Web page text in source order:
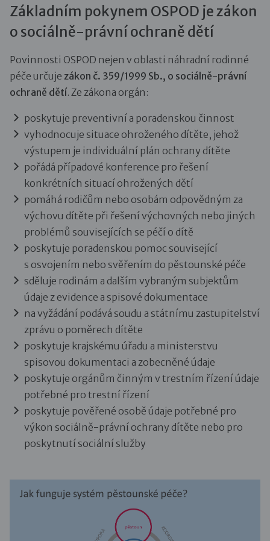
Základním pokynem OSPOD je zákon
o sociálně-právní ochraně dětí
Povinnosti OSPOD nejen v oblasti náhradní rodinné
péče určuje zákon č. 359/1999 Sb., o sociálně-právní
ochraně dětí. Ze zákona orgán:
poskytuje preventivní a poradenskou činnost
vyhodnocuje situace ohroženého dítěte, jehož
výstupem je individuální plán ochrany dítěte
pořádá případové konference pro řešení
konkrétních situací ohrožených dětí
pomáhá rodičům nebo osobám odpovědným za
výchovu dítěte při řešení výchovných nebo jiných
problémů souvisejících se péčí o dítě
poskytuje poradenskou pomoc související
s osvojením nebo svěřením do pěstounské péče
sděluje rodinám a dalším vybraným subjektům
údaje z evidence a spisové dokumentace
na vyžádání podává soudu a státnímu zastupitelství
zprávu o poměrech dítěte
poskytuje krajskému úřadu a ministerstvu
spisovou dokumentaci a zobecněné údaje
poskytuje orgánům činným v trestním řízení údaje
potřebné pro trestní řízení
poskytuje pověřené osobě údaje potřebné pro
výkon sociálně-právní ochrany dítěte nebo pro
poskytnutí sociální služby